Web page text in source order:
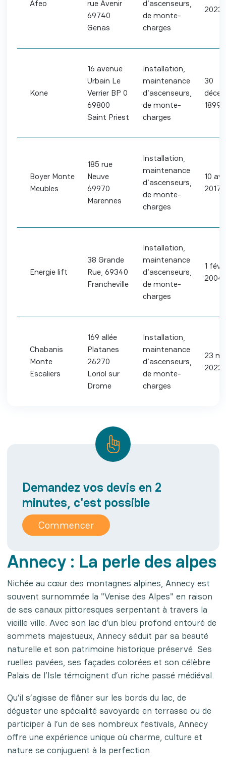
Afeo
rue Avenir
69740
Genas
d'ascenseurs,
de monte-
charges
2023
Kone
16 avenue
Urbain Le
Verrier BP 0
69800
Saint Priest
Installation,
maintenance
d'ascenseurs,
de monte-
charges
30
1899
Boyer Monte
Meubles
185 rue
Neuve
69970
Marennes
Installation,
maintenance
d'ascenseurs,
de monte-
charges
10
2017
Energie lift
38 Grande
Rue, 69340
Francheville
Installation,
maintenance
d'ascenseurs,
de monte-
charges
1
2004
Chabanis
Monte
Escaliers
169 allée
Platanes
26270
Loriol sur
Drome
Installation,
maintenance
d'ascenseurs,
de monte-
charges
23
2022
Demandez vos devis en 2
minutes, c'est possible
Commencer
Annecy : La perle des alpes
Nichée au cœur des montagnes alpines, Annecy est
souvent surnommée la "Venise des Alpes" en raison
de ses canaux pittoresques serpentant à travers la
vieille ville. Avec son lac d’un bleu profond entouré de
sommets majestueux, Annecy séduit par sa beauté
naturelle et son patrimoine historique préservé. Ses
ruelles pavées, ses façades colorées et son célèbre
Palais de l’Isle témoignent d’un riche passé médiéval.
Qu’il s’agisse de flâner sur les bords du lac, de
déguster une spécialité savoyarde en terrasse ou de
participer à l’un de ses nombreux festivals, Annecy
offre une expérience unique où charme, culture et
nature se conjuguent à la perfection.